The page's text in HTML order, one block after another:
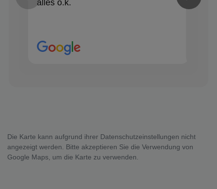
alles o.k.
Die Karte kann aufgrund ihrer Datenschutzeinstellungen nicht
angezeigt werden. Bitte akzeptieren Sie die Verwendung von
Google Maps, um die Karte zu verwenden.